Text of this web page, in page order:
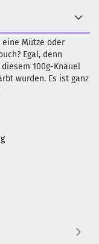
Mütze oder
Egal, denn
100g-Knäuel
wurden. Es ist ganz